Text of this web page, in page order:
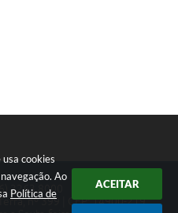
cookies
Ao
Política de
ACEITAR
3263.8000
nº 399 | CEP: 14900-219